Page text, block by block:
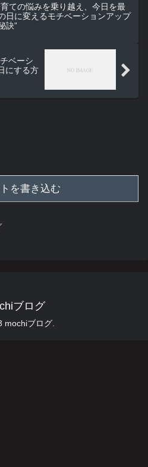
育ての悩みを乗り越え、今日を最
日に変えるモチベーションアップ
訣”
ベーシ
にする方
を書き込む
ブログ
mochiブログ.